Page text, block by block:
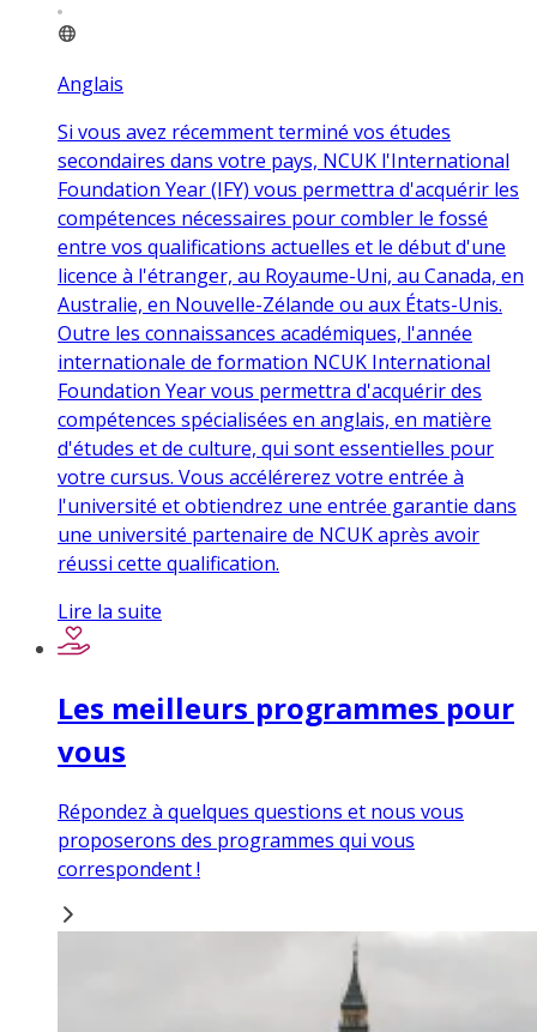
Anglais
Si vous avez récemment terminé vos études
secondaires dans votre pays, NCUK l'International
Foundation Year (IFY) vous permettra d'acquérir les
compétences nécessaires pour combler le fossé
entre vos qualifications actuelles et le début d'une
licence à l'étranger, au Royaume-Uni, au Canada, en
Australie, en Nouvelle-Zélande ou aux États-Unis.
Outre les connaissances académiques, l'année
internationale de formation NCUK International
Foundation Year vous permettra d'acquérir des
compétences spécialisées en anglais, en matière
d'études et de culture, qui sont essentielles pour
votre cursus. Vous accélérerez votre entrée à
l'université et obtiendrez une entrée garantie dans
une université partenaire de NCUK après avoir
réussi cette qualification.
Lire la suite
Les meilleurs programmes pour
vous
Répondez à quelques questions et nous vous
proposerons des programmes qui vous
correspondent !